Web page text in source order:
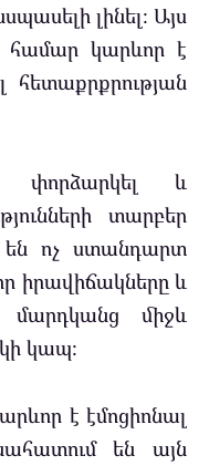
լինել։ Այս
համար կարևոր է
հետաքրքրության
փորձարկել և
տարբեր
են ոչ ստանդարտ
իրավիճակները և
մարդկանց միջև
կապ։
է էմոցիոնալ
են այն